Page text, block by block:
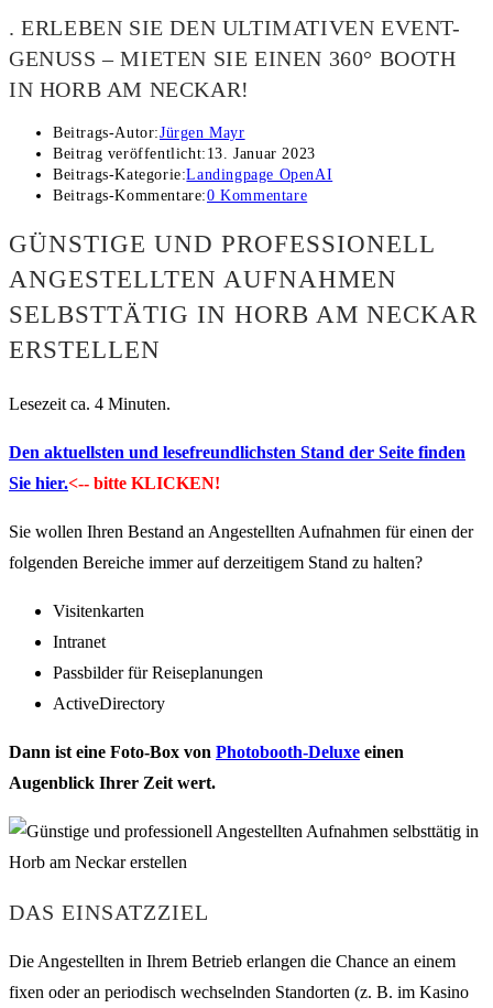
. ERLEBEN SIE DEN ULTIMATIVEN EVENT-
GENUSS – MIETEN SIE EINEN 360° BOOTH
IN HORB AM NECKAR!
Beitrags-Autor:Jürgen Mayr
Beitrag veröffentlicht: 13. Januar 2023
Beitrags-Kategorie:Landingpage OpenAI
Beitrags-Kommentare:0 Kommentare
GÜNSTIGE UND PROFESSIONELL
ANGESTELLTEN AUFNAHMEN
SELBSTTÄTIG IN HORB AM NECKAR
ERSTELLEN
Lesezeit ca. 4 Minuten.
Den aktuellsten und lesefreundlichsten Stand der Seite finden
Sie hier.<-- bitte KLICKEN!
Sie wollen Ihren Bestand an Angestellten Aufnahmen für einen der
folgenden Bereiche immer auf derzeitigem Stand zu halten?
Visitenkarten
Intranet
Passbilder für Reiseplanungen
ActiveDirectory
Dann ist eine Foto-Box von Photobooth-Deluxe einen
Augenblick Ihrer Zeit wert.
DAS EINSATZZIEL
Die Angestellten in Ihrem Betrieb erlangen die Chance an einem
fixen oder an periodisch wechselnden Standorten (z. B. im Kasino